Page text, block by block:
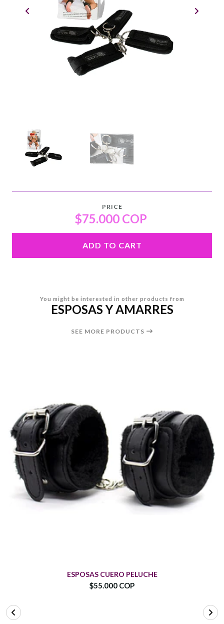
PRICE
$75.000 COP
ADD TO CART
You might be interested in other products from
ESPOSAS Y AMARRES
SEE MORE PRODUCTS
ESPOSAS CUERO PELUCHE
$55.000 COP